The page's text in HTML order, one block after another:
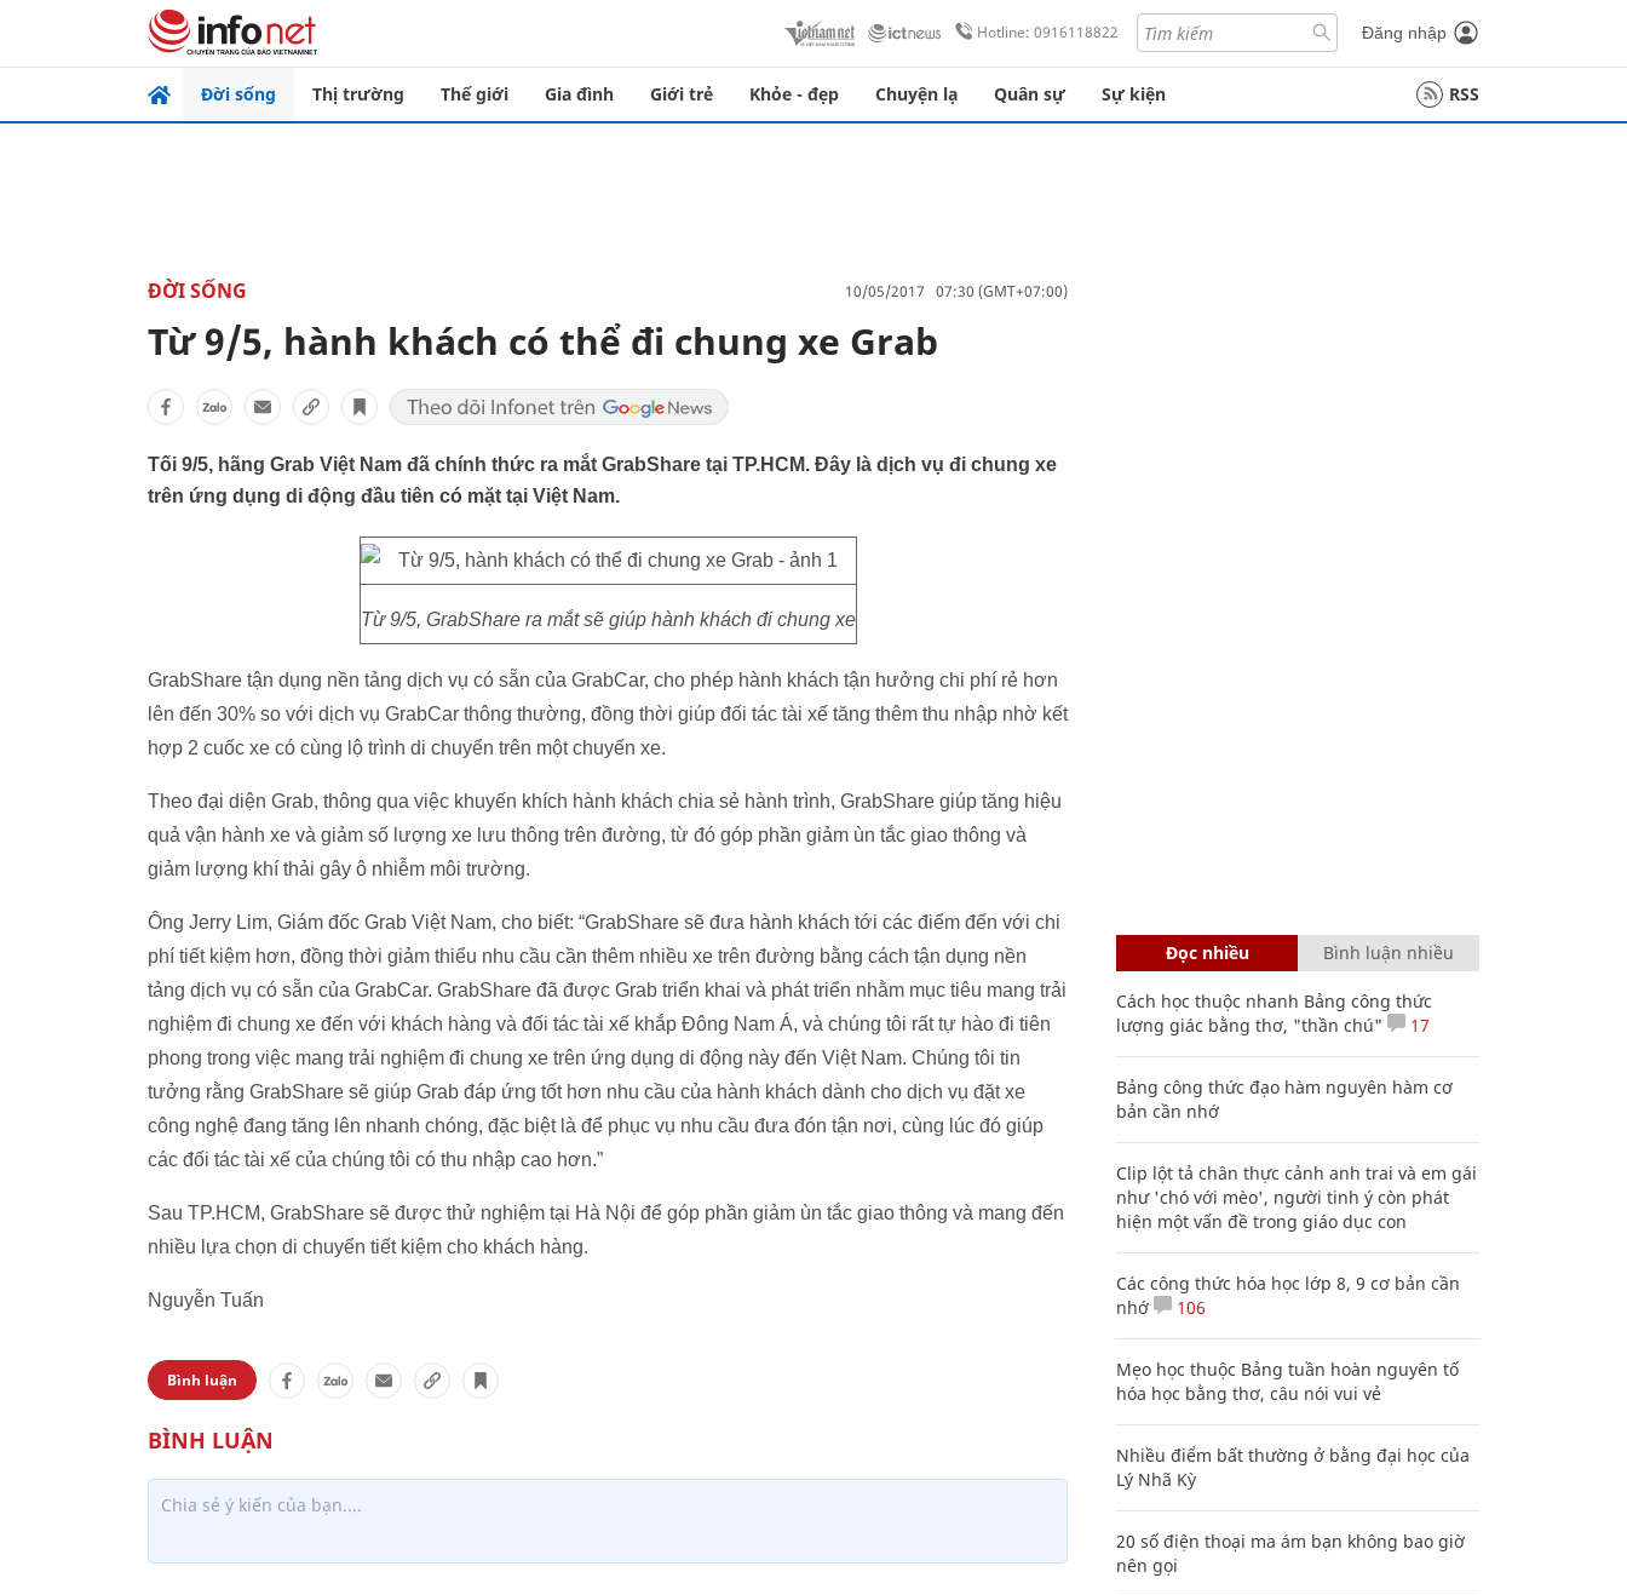
Hotline: 0916118822 Đăng nhập
Đời sống Thị trường Thế giới Gia đình Giới trẻ Khỏe - đẹp Chuyện lạ Quân sự Sự kiện RSS
ĐỜI SỐNG 10/05/2017 07:30 (GMT+07:00)
Từ 9/5, hành khách có thể đi chung xe Grab
Tối 9/5, hãng Grab Việt Nam đã chính thức ra mắt GrabShare tại TP.HCM. Đây là dịch vụ đi chung xe
trên ứng dụng di động đầu tiên có mặt tại Việt Nam.
Từ 9/5, GrabShare ra mắt sẽ giúp hành khách đi chung xe
GrabShare tận dụng nền tảng dịch vụ có sẵn của GrabCar, cho phép hành khách tận hưởng chi phí rẻ hơn
lên đến 30% so với dịch vụ GrabCar thông thường, đồng thời giúp đối tác tài xế tăng thêm thu nhập nhờ kết
hợp 2 cuốc xe có cùng lộ trình di chuyển trên một chuyến xe.
Theo đại diện Grab, thông qua việc khuyến khích hành khách chia sẻ hành trình, GrabShare giúp tăng hiệu
quả vận hành xe và giảm số lượng xe lưu thông trên đường, từ đó góp phần giảm ùn tắc giao thông và
giảm lượng khí thải gây ô nhiễm môi trường.
Ông Jerry Lim, Giám đốc Grab Việt Nam, cho biết: “GrabShare sẽ đưa hành khách tới các điểm đến với chi
phí tiết kiệm hơn, đồng thời giảm thiểu nhu cầu cần thêm nhiều xe trên đường bằng cách tận dụng nền
tảng dịch vụ có sẵn của GrabCar. GrabShare đã được Grab triển khai và phát triển nhằm mục tiêu mang trải
nghiệm đi chung xe đến với khách hàng và đối tác tài xế khắp Đông Nam Á, và chúng tôi rất tự hào đi tiên
phong trong việc mang trải nghiệm đi chung xe trên ứng dụng di động này đến Việt Nam. Chúng tôi tin
tưởng rằng GrabShare sẽ giúp Grab đáp ứng tốt hơn nhu cầu của hành khách dành cho dịch vụ đặt xe
công nghệ đang tăng lên nhanh chóng, đặc biệt là để phục vụ nhu cầu đưa đón tận nơi, cùng lúc đó giúp
các đối tác tài xế của chúng tôi có thu nhập cao hơn.”
Sau TP.HCM, GrabShare sẽ được thử nghiệm tại Hà Nội để góp phần giảm ùn tắc giao thông và mang đến
nhiều lựa chọn di chuyển tiết kiệm cho khách hàng.
Nguyễn Tuấn
Bình luận
Đọc nhiều Bình luận nhiều
Cách học thuộc nhanh Bảng công thức
lượng giác bằng thơ, "thần chú"
17
Bảng công thức đạo hàm nguyên hàm cơ
bản cần nhớ
Clip lột tả chân thực cảnh anh trai và em gái
như 'chó với mèo', người tinh ý còn phát
hiện một vấn đề trong giáo dục con
Các công thức hóa học lớp 8, 9 cơ bản cần
nhớ
106
Mẹo học thuộc Bảng tuần hoàn nguyên tố
hóa học bằng thơ, câu nói vui vẻ
Nhiều điểm bất thường ở bằng đại học của
Lý Nhã Kỳ
20 số điện thoại ma ám bạn không bao giờ
nên gọi